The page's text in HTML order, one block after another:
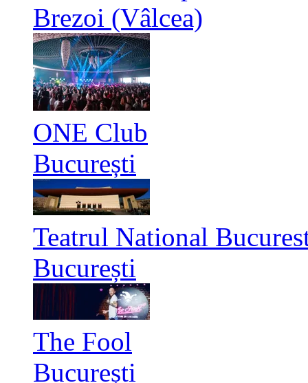
Brezoi (Vâlcea)
ONE Club
București
Teatrul National
București
The Fool
București